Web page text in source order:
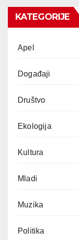
KATEGORIJE
Apel
Događaji
Društvo
Ekologija
Kultura
Mladi
Muzika
Politika